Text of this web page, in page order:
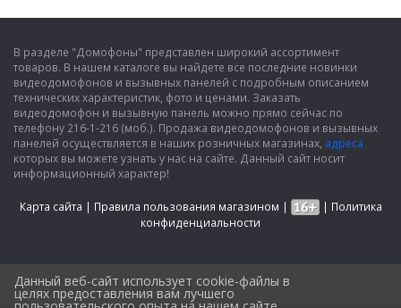
В разделе "Домофоны" представлен широкий ассортимент
товаров. В нашем каталоге вы найдете все последние новинки
видеодомофонов и вызывных панелей с подробным описанием
технических характеристик, фото и ценами. Заказать
видеодомофон и вызывную панель можно прямо сейчас по
телефону 216-1-216 (моб.). Продажа видеодомофонов и вызывных
панелей осуществляется в наших розничных магазинах, адреса
которых вы можете узнать у нас на сайте. Данный сайт носит
информационный характер!
Карта сайта | Правила пользования магазином | | Политика
конфиденциальности
Данный веб-сайт использует cookie-файлы в
целях предоставления вам лучшего